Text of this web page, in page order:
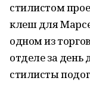
стилистом
клеш для
одном из
отделе за
стилисты